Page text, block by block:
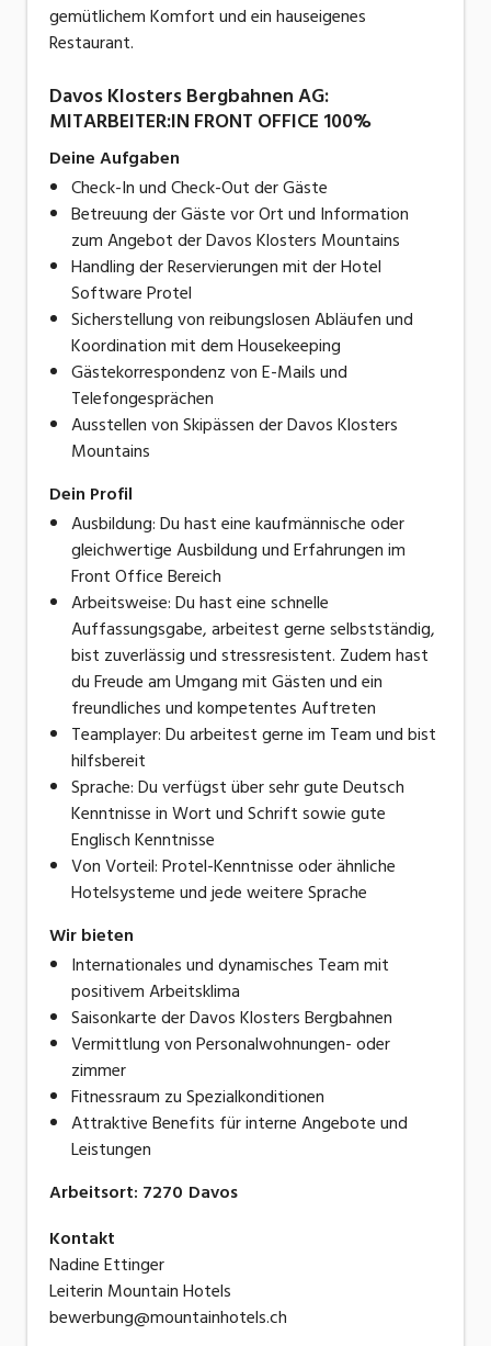
gemütlichem Komfort und ein hauseigenes
Restaurant.
Davos Klosters Bergbahnen AG:
MITARBEITER:IN FRONT OFFICE 100%
Deine Aufgaben
Check-In und Check-Out der Gäste
Betreuung der Gäste vor Ort und Information
zum Angebot der Davos Klosters Mountains
Handling der Reservierungen mit der Hotel
Software Protel
Sicherstellung von reibungslosen Abläufen und
Koordination mit dem Housekeeping
Gästekorrespondenz von E-Mails und
Telefongesprächen
Ausstellen von Skipässen der Davos Klosters
Mountains
Dein Profil
Ausbildung: Du hast eine kaufmännische oder
gleichwertige Ausbildung und Erfahrungen im
Front Office Bereich
Arbeitsweise: Du hast eine schnelle
Auffassungsgabe, arbeitest gerne selbstständig,
bist zuverlässig und stressresistent. Zudem hast
du Freude am Umgang mit Gästen und ein
freundliches und kompetentes Auftreten
Teamplayer: Du arbeitest gerne im Team und bist
hilfsbereit
Sprache: Du verfügst über sehr gute Deutsch
Kenntnisse in Wort und Schrift sowie gute
Englisch Kenntnisse
Von Vorteil: Protel-Kenntnisse oder ähnliche
Hotelsysteme und jede weitere Sprache
Wir bieten
Internationales und dynamisches Team mit
positivem Arbeitsklima
Saisonkarte der Davos Klosters Bergbahnen
Vermittlung von Personalwohnungen- oder
zimmer
Fitnessraum zu Spezialkonditionen
Attraktive Benefits für interne Angebote und
Leistungen
Arbeitsort: 7270 Davos
Kontakt
Nadine Ettinger
Leiterin Mountain Hotels
bewerbung@mountainhotels.ch